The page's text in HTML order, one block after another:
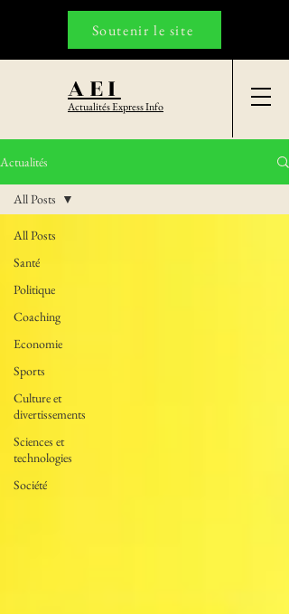
AEI
Actualités Express Info
Soutenir le site
Actualités
All Posts
Santé
Politique
Coaching
Economie
Sports
Culture et
divertissements
Sciences et
technologies
Société
All Posts